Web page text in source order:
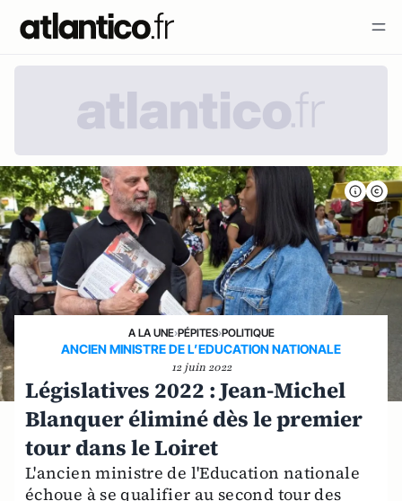
A LA UNE›PÉPITES›POLITIQUE
ANCIEN MINISTRE DE L’EDUCATION NATIONALE
12 juin 2022
Législatives 2022 : Jean-Michel
Blanquer éliminé dès le premier
tour dans le Loiret
L'ancien ministre de l'Education nationale
échoue à se qualifier au second tour des